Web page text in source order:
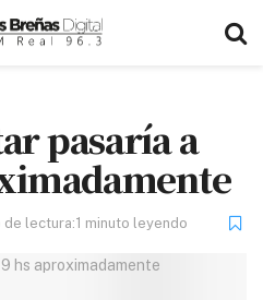
pasaría a
de lectura:1 minuto leyendo